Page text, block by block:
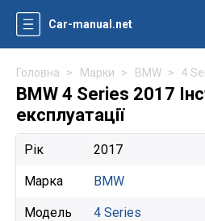
Car-manual.net
Головна Марки BMW 4
BMW 4 Series 2017
експлуатації
Рік 2017
Марка BMW
Модель 4 Series